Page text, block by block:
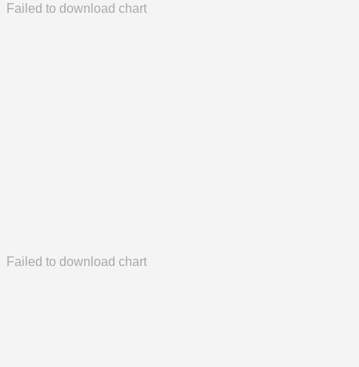
Failed to download chart
Failed to download chart